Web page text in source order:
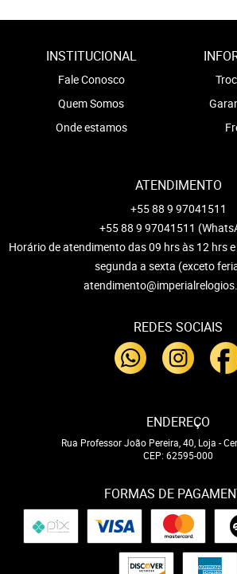
INSTITUCIONAL
Fale Conosco
Quem Somos
Onde estamos
ATENDIMENTO
+55 88 9 97041511
+55 88 9 97041511
Horário de atendimento das 09 hrs às 12 hrs
segunda a sexta (exceto
REDES SOCIAIS
ENDEREÇO
Rua Professor João Pereira, 40, Loja -
CEP: 62595-000
FORMAS DE